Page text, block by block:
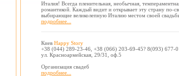
Италия! Всегда пленительная, необычная,
романтикой. Каждый видит и открывает эту страну по-
выбирающие великолепную Италию местом своей
подробнее...
Киев Happy Story
+38 (044) 289-23-46, +38 (066) 203-69-45? 8(093) 677-
ул. Красноармейская, 29/31, оф.5
Организация свадеб
подробнее...